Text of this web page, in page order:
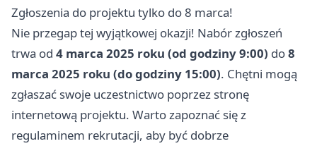
Zgłoszenia do projektu tylko do 8 marca!
Nie przegap tej wyjątkowej okazji! Nabór zgłoszeń
trwa od 4 marca 2025 roku (od godziny 9:00) do8
marca 2025 roku (do godziny 15:00). Chętni mogą
zgłaszać swoje uczestnictwo poprzez stronę
internetową projektu. Warto zapoznać się z
regulaminem rekrutacji, aby być dobrze